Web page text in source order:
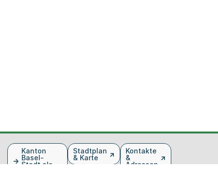
FusszeileKanton
Basel-
Stadt als
Stadtplan
& Karte
Kontakte
&
Adressen